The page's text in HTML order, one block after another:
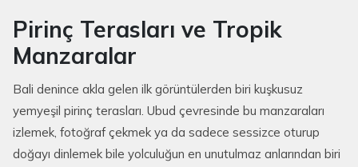
Pirinç Terasları ve Tropik
Manzaralar
Bali denince akla gelen ilk görüntülerden biri kuşkusuz
yemyeşil pirinç terasları. Ubud çevresinde bu manzaraları
izlemek, fotoğraf çekmek ya da sadece sessizce oturup
doğayı dinlemek bile yolculuğun en unutulmaz anlarından biri